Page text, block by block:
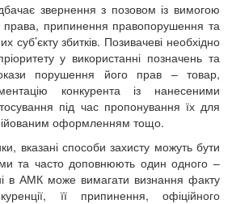
звернення з позовом із вимогою
права, припинення правопорушення та
суб’єкту збитків. Позивачеві необхідно
у використанні позначень та
порушення його прав – товар,
конкурента із нанесеними
під час пропонування їх для
оформленням тощо.
вказані способи захисту можуть бути
та часто доповнюють один одного –
в АМК може вимагати визнання факту
її припинення, офіційного